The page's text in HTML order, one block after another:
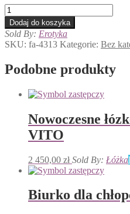
ilość
Body
-
B-
207
Dodaj do koszyka
Sold By: Erotyka
SKU: fa-4313 Kategorie: Bez
Podobne produkty
Nowoczesne
VITO
2 450,00 zł Sold By: Łóżka
Biurko dla